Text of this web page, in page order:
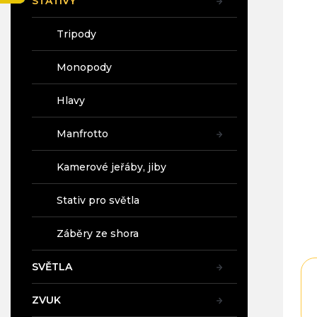
Tripody
Monopody
Hlavy
Manfrotto
Kamerové jeřáby, jiby
Stativ pro světla
Záběry ze shora
SVĚTLA
ZVUK